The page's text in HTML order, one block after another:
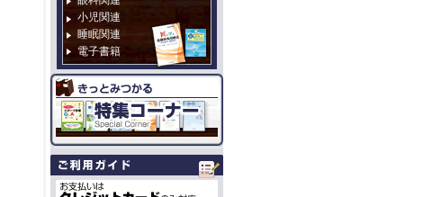
小児関連
睡眠関連
電子書籍